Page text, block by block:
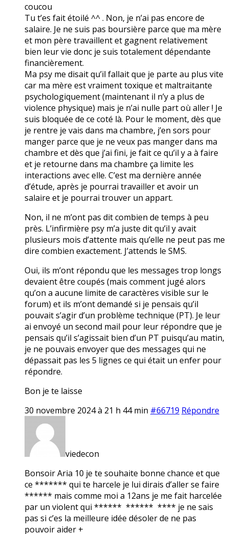
coucou
Tu t’es fait étoilé ^^ . Non, je n’ai pas encore de
salaire. Je ne suis pas boursière parce que ma mère
et mon père travaillent et gagnent relativement
bien leur vie donc je suis totalement dépendante
financièrement.
Ma psy me disait qu’il fallait que je parte au plus vite
car ma mère est vraiment toxique et maltraitante
psychologiquement (maintenant il n’y a plus de
violence physique) mais je n’ai nulle part où aller ! Je
suis bloquée de ce coté là. Pour le moment, dès que
je rentre je vais dans ma chambre, j’en sors pour
manger parce que je ne veux pas manger dans ma
chambre et dès que j’ai fini, je fait ce qu’il y a à faire
et je retourne dans ma chambre ça limite les
interactions avec elle. C’est ma dernière année
d’étude, après je pourrai travailler et avoir un
salaire et je pourrai trouver un appart.
Non, il ne m’ont pas dit combien de temps à peu
près. L’infirmière psy m’a juste dit qu’il y avait
plusieurs mois d’attente mais qu’elle ne peut pas me
dire combien exactement. J’attends le SMS.
Oui, ils m’ont répondu que les messages trop longs
devaient être coupés (mais comment jugé alors
qu’on a aucune limite de caractères visible sur le
forum) et ils m’ont demandé si je pensais qu’il
pouvait s’agir d’un problème technique (PT). Je leur
ai envoyé un second mail pour leur répondre que je
pensais qu’il s’agissait bien d’un PT puisqu’au matin,
je ne pouvais envoyer que des messages qui ne
dépassait pas les 5 lignes ce qui était un enfer pour
répondre.
Bon je te laisse
30 novembre 2024 à 21 h 44 min #66719 Répondre
viedecon
Bonsoir Aria 10 je te souhaite bonne chance et que
ce ******* qui te harcele je lui dirais d’aller se faire
****** mais comme moi a 12ans je me fait harcelée
par un violent qui ****** ****** **** je ne sais
pas si c’es la meilleure idée désoler de ne pas
pouvoir aider +